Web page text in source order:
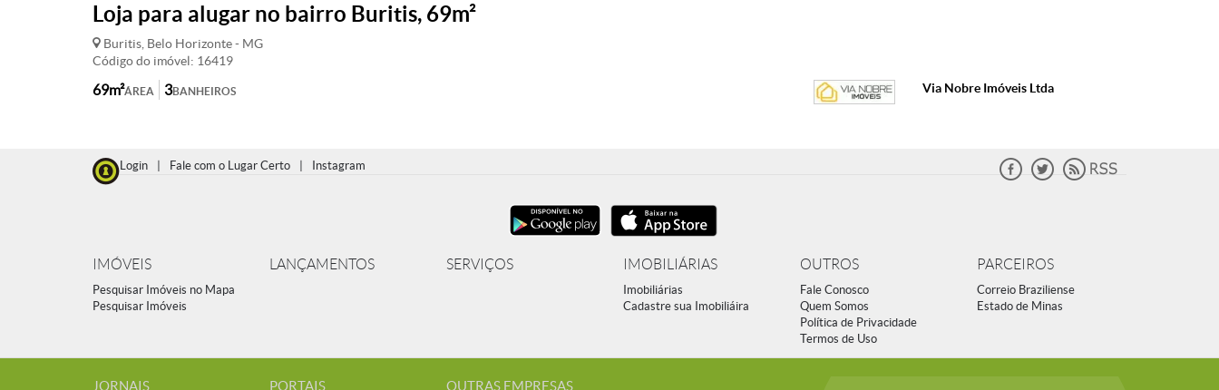
Loja para alugar no bairro Buritis, 69m²
Buritis, Belo Horizonte - MG
Código do imóvel: 16419
ÁREA
69m² BANHEIROS
3 Via Nobre Imóveis Ltda
Login | Fale com o Lugar Certo | Instagram
IMÓVEIS
Pesquisar Imóveis no Mapa
Pesquisar Imóveis
LANÇAMENTOS SERVIÇOS IMOBILIÁRIAS
Imobiliárias
Cadastre sua Imobiliáira
OUTROS
Fale Conosco
Quem Somos
Política de Privacidade
Termos de Uso
PARCEIROS
Correio Braziliense
Estado de Minas
JORNAIS PORTAIS OUTRAS EMPRESAS